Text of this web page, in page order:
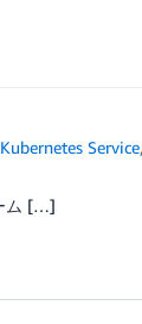
Service
ム […]